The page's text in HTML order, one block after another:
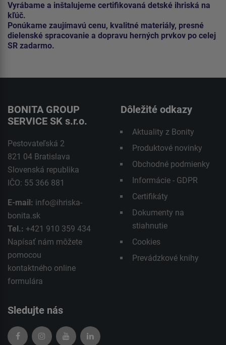
Vyrábame a inštalujeme certifikovaná detské ihriská na
kľúč.
Ponúkame zaujímavú cenu, kvalitné materiály, presné
dielenské spracovanie a dopravu herných prvkov po celej
SR zadarmo.
BONITA GROUP
SERVICE SK s.r.o.
Pestovateľská 2
821 04 Bratislava
Slovenská republika
IČO: 55 366 881
E-mail: info@ihriska-
bonita.sk
Tel.: +421 910 359 434
Napísať nám môžete
pomocou
kontaktného online
formulára
Dôležité odkazy
Aktuality z Bonity
Produktové novinky
Obchodné podmienky
Informácie - GDPR
Certifikáty
Dokumenty na
stiahnutie
Cookies
Prevádzkové knihy
Sledujte nás